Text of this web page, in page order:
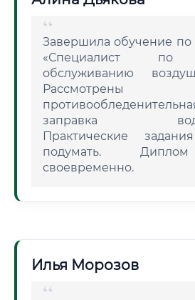
Завершила обучение
«Специалист по
обслуживанию
Рассмотрены
заправка водой/
Практические
подумать.
своевременно.
Илья Морозов